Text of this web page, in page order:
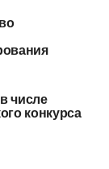
числе
конкурса